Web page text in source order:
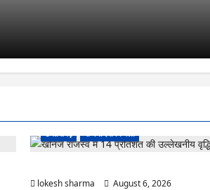
छत्तीसगढ़ राजनांदगांव जिला
lokesh sharma
August 6, 2026